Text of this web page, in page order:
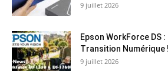
9 juillet 2026
Epson WorkForce DS
Transition Numérique !
9 juillet 2026